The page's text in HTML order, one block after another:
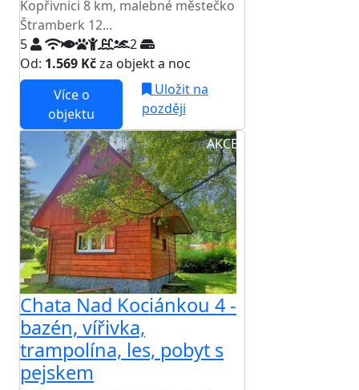
Kopřivnici 8 km, malebné městečko
Štramberk 12...
5
2
Od: 1.569 Kčza objekt a noc
Více o
objektu
Uložit na
později
AKCE
Chata Nad Kociánkou 4 -
bazén, vířivka,
trampolína, les, pobyt s
pejskem